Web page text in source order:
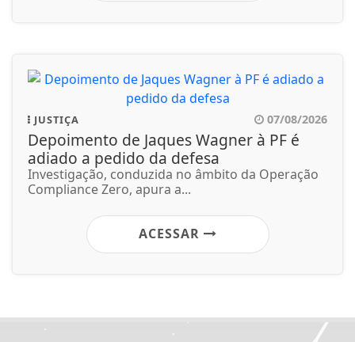
JUSTIÇA 07/08/2026
Depoimento de Jaques Wagner à PF é
adiado a pedido da defesa
Investigação, conduzida no âmbito da Operação
Compliance Zero, apura a...
ACESSAR